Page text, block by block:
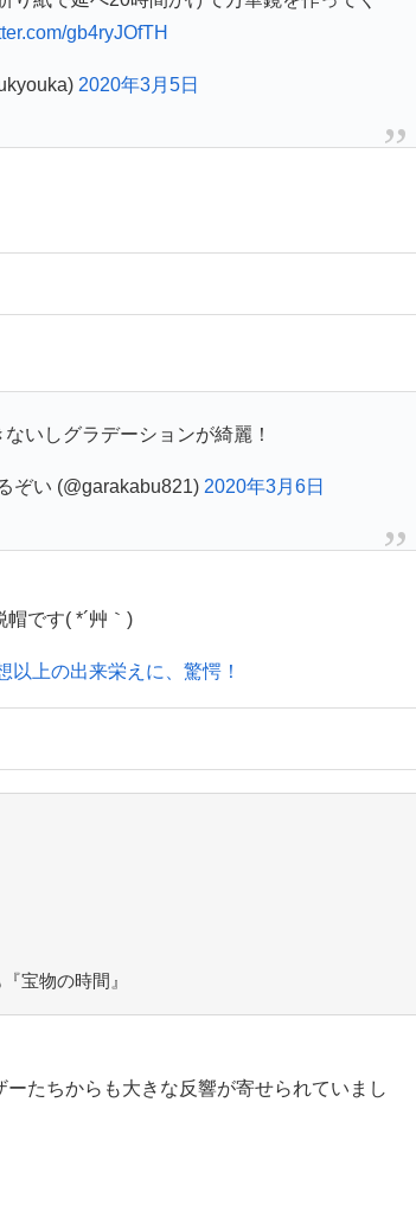
gb4ryJOfTH
2020年3月5日
いしグラデーションが綺麗！
い (@garakabu821) 2020年3月6日
です( *´艸｀)
以上の出来栄えに、驚愕！
宝物の時間』
たちからも大きな反響が寄せられていまし